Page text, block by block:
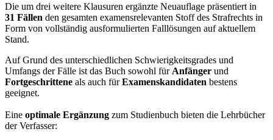
Die um drei weitere Klausuren ergänzte Neuauflage präsentiert in
31 Fällen den gesamten examensrelevanten Stoff des Strafrechts in
Form von vollständig ausformulierten Falllösungen auf aktuellem
Stand.
Auf Grund des unterschiedlichen Schwierigkeitsgrades und
Umfangs der Fälle ist das Buch sowohl für Anfänger und
Fortgeschrittene als auch fürExamenskandidaten bestens
geeignet.
Eine optimale Ergänzung zum Studienbuch bieten die Lehrbücher
der Verfasser: